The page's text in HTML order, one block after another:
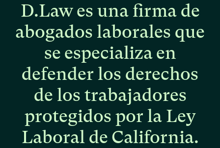
D.Law es una firma de
abogados laborales que
se especializa en
defender los derechos
de los trabajadores
protegidos por la Ley
Laboral de California.